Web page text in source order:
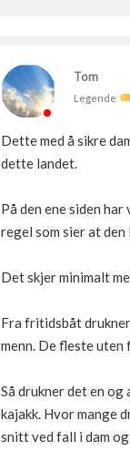
Tom
Legende
Dette med å sikre
dette landet.
På den ene siden
regel som sier at
Det skjer minimalt
Fra fritidsbåt
menn. De fleste
Så drukner det en og
kajakk. Hvor mange
snitt ved fall i dam